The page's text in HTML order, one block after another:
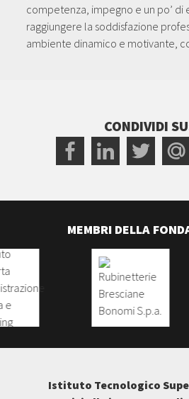
competenza, impegno e un po’ di
raggiungere la soddisfazione
ambiente dinamico e motivante,
CONDIVIDI
MEMBRI DELLA
Istituto Tecnologico